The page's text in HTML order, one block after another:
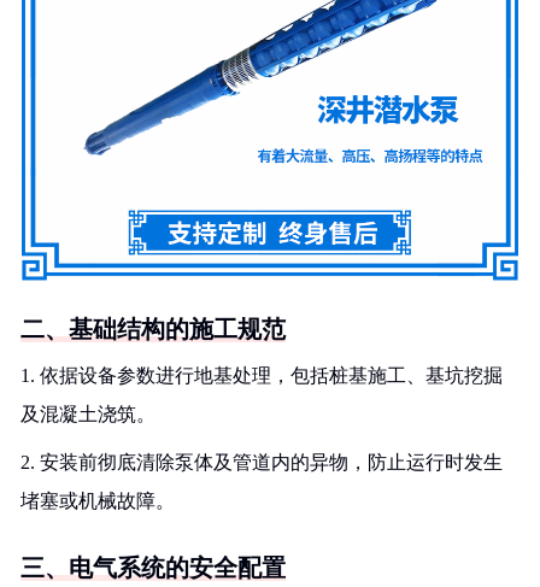
二、基础结构的施工规范
1. 依据设备参数进行地基处理，包括桩基施工、基坑挖掘
及混凝土浇筑。
2. 安装前彻底清除泵体及管道内的异物，防止运行时发生
堵塞或机械故障。
三、电气系统的安全配置